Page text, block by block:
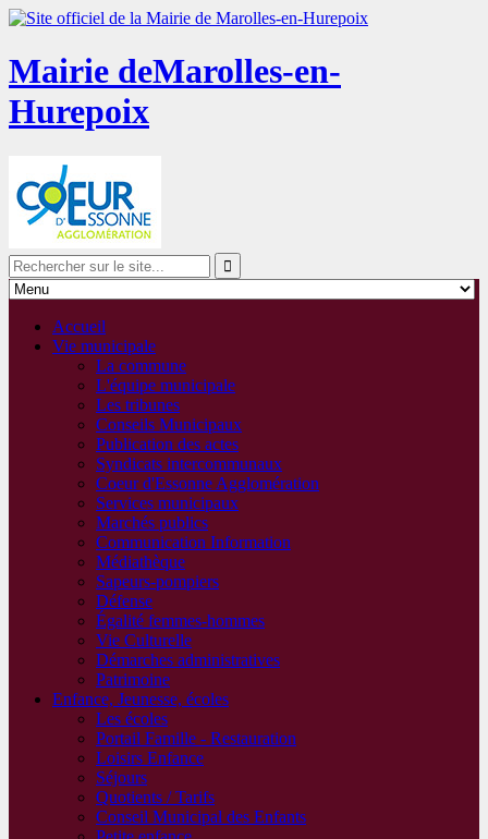
Mairie deMarolles-en-
Hurepoix
Accueil
Vie municipale
La commune
L'équipe municipale
Les tribunes
Conseils Municipaux
Publication des actes
Syndicats intercommunaux
Coeur d'Essonne Agglomération
Services municipaux
Marchés publics
Communication Information
Médiathèque
Sapeurs-pompiers
Défense
Égalité femmes-hommes
Vie Culturelle
Démarches administratives
Patrimoine
Enfance, Jeunesse, écoles
Les écoles
Portail Famille - Restauration
Loisirs Enfance
Séjours
Quotients / Tarifs
Conseil Municipal des Enfants